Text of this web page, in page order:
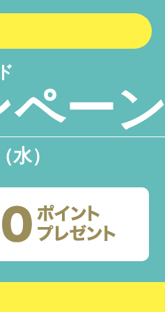
ーン
水）